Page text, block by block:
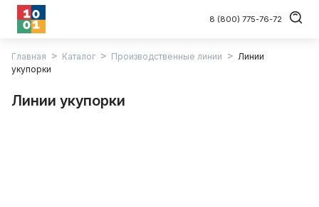
8 (800) 775-76-72
Главная Каталог Производственные линии
Линии
укупорки
Линии укупорки